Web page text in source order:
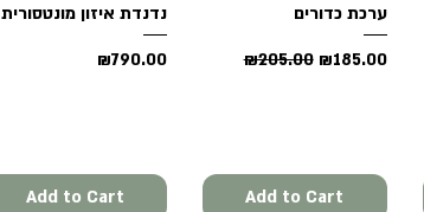
Quick View
נדנדת איזון מונטסורית
Price
₪790.00
Add to Cart
Quick View
ערכת כדורים
Regular Price
₪205.00 Sale Price
₪185.00
Add to Cart